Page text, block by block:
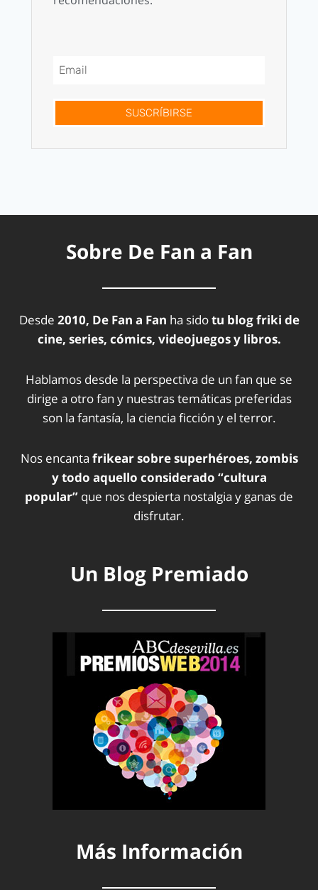
SUSCRÍBIRSE
Sobre De Fan a Fan
Desde 2010, De Fan a Fan ha sidotu blog friki de
cine, series, cómics, videojuegos y libros.
Hablamos desde la perspectiva de un fan que se
dirige a otro fan y nuestras temáticas preferidas
son la fantasía, la ciencia ficción y el terror.
Nos encanta frikear sobre superhéroes, zombis
y todo aquello considerado “cultura
popular” que nos despierta nostalgia y ganas de
disfrutar.
Un Blog Premiado
Más Información